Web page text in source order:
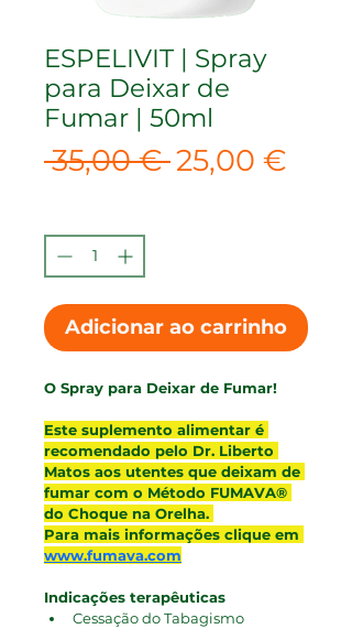
ESPELIVIT | Spray
para Deixar de
Fumar | 50ml
35,00 € Preço
25,00 €
Adicionar ao carrinho
O Spray para Deixar de Fumar!
Este suplemento alimentar é
recomendado pelo Dr. Liberto
Matos aos utentes que deixam de
fumar com o Método FUMAVA®
do Choque na Orelha.
Para mais informações clique em
www.fumava.com
Indicações terapêuticas
Cessação do Tabagismo